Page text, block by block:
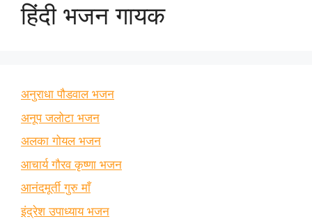
हिंदी भजन गायक
अनुराधा पौडवाल भजन
अनूप जलोटा भजन
अलका गोयल भजन
आचार्य गौरव कृष्णा भजन
आनंदमूर्ती गुरु माँ
इंद्रेश उपाध्याय भजन